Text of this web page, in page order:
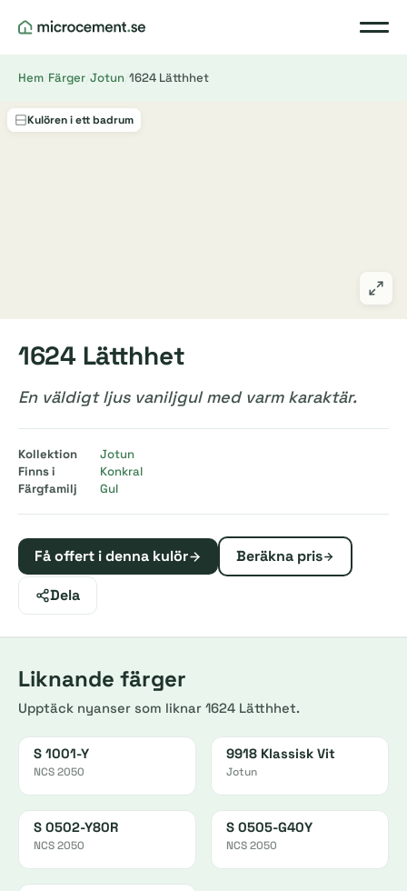
Hem Färger Jotun 1624 Lätthhet
Kulören i ett badrum
1624 Lätthhet
En väldigt ljus vaniljgul med varm karaktär.
Kollektion
Jotun
Finns i
Konkral
Färgfamilj
Gul
Få offert i denna kulör Beräkna pris
Dela
Liknande färger
Upptäck nyanser som liknar 1624 Lätthhet.
S 1001-Y
NCS 2050
9918 Klassisk Vit
Jotun
S 0502-Y80R
NCS 2050
S 0505-G40Y
NCS 2050